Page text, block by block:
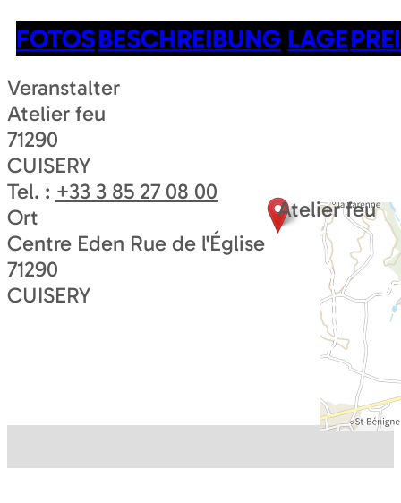
Atelier feu
FOTOSBESCHREIBUNG LAGE
Veranstalter
Atelier feu
71290
CUISERY
Tel. : +33 3 85 27 08 00
Ort
Centre Eden Rue de l'Église
71290
CUISERY